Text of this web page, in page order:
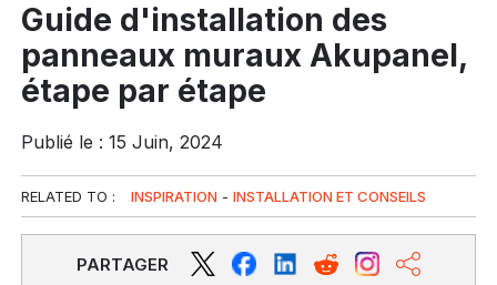
Guide d'installation des
panneaux muraux Akupanel,
étape par étape
Publié le : 15 Juin, 2024
RELATED TO : INSPIRATION -INSTALLATION ET CONSEILS
PARTAGER